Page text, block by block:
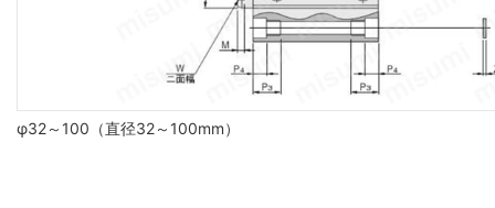
φ32～100（直径32～100mm）